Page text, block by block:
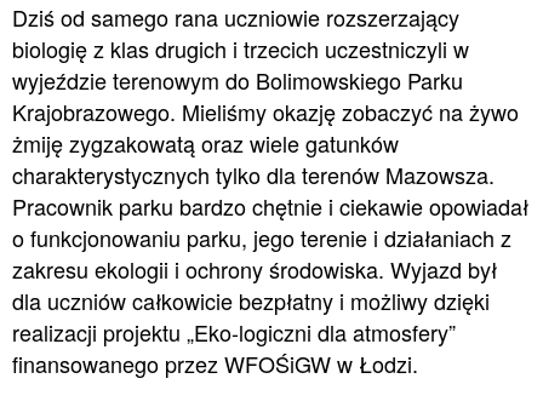
Dziś od samego rana uczniowie rozszerzający
biologię z klas drugich i trzecich uczestniczyli w
wyjeździe terenowym do Bolimowskiego Parku
Krajobrazowego. Mieliśmy okazję zobaczyć na żywo
żmiję zygzakowatą oraz wiele gatunków
charakterystycznych tylko dla terenów Mazowsza.
Pracownik parku bardzo chętnie i ciekawie opowiadał
o funkcjonowaniu parku, jego terenie i działaniach z
zakresu ekologii i ochrony środowiska. Wyjazd był
dla uczniów całkowicie bezpłatny i możliwy dzięki
realizacji projektu „Eko-logiczni dla atmosfery”
finansowanego przez WFOŚiGW w Łodzi.